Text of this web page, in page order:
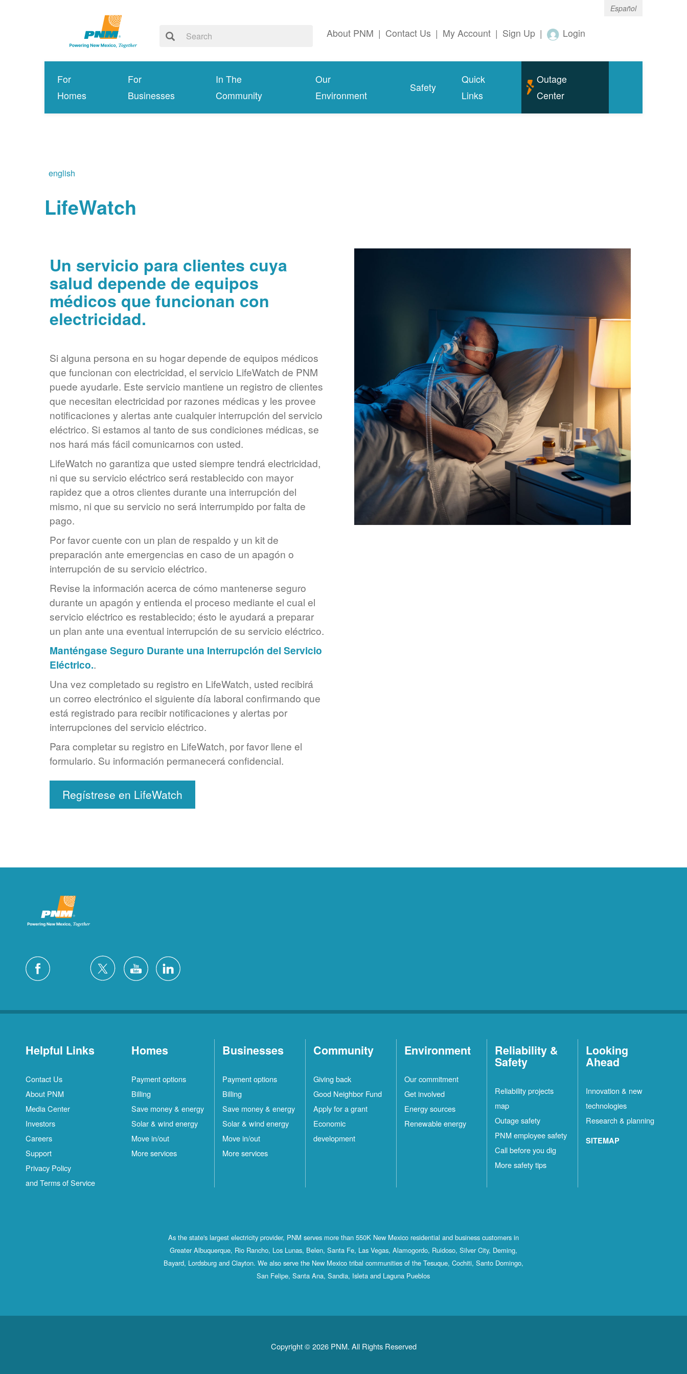
Español
About PNM | Contact Us | My Account | Sign Up | Login
For
Homes
For
Businesses
In The
Community
Our
Environment
Safety
Quick
Links
Outage
Center
english
LifeWatch
Un servicio para clientes cuya
salud depende de equipos
médicos que funcionan con
electricidad.
Si alguna persona en su hogar depende de equipos médicos
que funcionan con electricidad, el servicio LifeWatch de PNM
puede ayudarle. Este servicio mantiene un registro de clientes
que necesitan electricidad por razones médicas y les provee
notificaciones y alertas ante cualquier interrupción del servicio
eléctrico. Si estamos al tanto de sus condiciones médicas, se
nos hará más fácil comunicarnos con usted.
LifeWatch no garantiza que usted siempre tendrá electricidad,
ni que su servicio eléctrico será restablecido con mayor
rapidez que a otros clientes durante una interrupción del
mismo, ni que su servicio no será interrumpido por falta de
pago.
Por favor cuente con un plan de respaldo y un kit de
preparación ante emergencias en caso de un apagón o
interrupción de su servicio eléctrico.
Revise la información acerca de cómo mantenerse seguro
durante un apagón y entienda el proceso mediante el cual el
servicio eléctrico es restablecido; ésto le ayudará a preparar
un plan ante una eventual interrupción de su servicio eléctrico.
Manténgase Seguro Durante una Interrupción del Servicio
Eléctrico..
Una vez completado su registro en LifeWatch, usted recibirá
un correo electrónico el siguiente día laboral confirmando que
está registrado para recibir notificaciones y alertas por
interrupciones del servicio eléctrico.
Para completar su registro en LifeWatch, por favor llene el
formulario. Su información permanecerá confidencial.
Regístrese en LifeWatch
Helpful Links
Contact Us
About PNM
Media Center
Investors
Careers
Support
Privacy Policy
and Terms of Service
Homes
Payment options
Billing
Save money & energy
Solar & wind energy
Move in/out
More services
Businesses
Payment options
Billing
Save money & energy
Solar & wind energy
Move in/out
More services
Community
Giving back
Good Neighbor Fund
Apply for a grant
Economic
development
Environment
Our commitment
Get involved
Energy sources
Renewable energy
Reliability &
Safety
Reliability projects
map
Outage safety
PNM employee safety
Call before you dig
More safety tips
Looking
Ahead
Innovation & new
technologies
Research & planning
SITEMAP
As the state's largest electricity provider, PNM serves more than 550K New Mexico residential and business customers in
Greater Albuquerque, Rio Rancho, Los Lunas, Belen, Santa Fe, Las Vegas, Alamogordo, Ruidoso, Silver City, Deming,
Bayard, Lordsburg and Clayton. We also serve the New Mexico tribal communities of the Tesuque, Cochiti, Santo Domingo,
San Felipe, Santa Ana, Sandia, Isleta and Laguna Pueblos
Copyright © 2026 PNM. All Rights Reserved